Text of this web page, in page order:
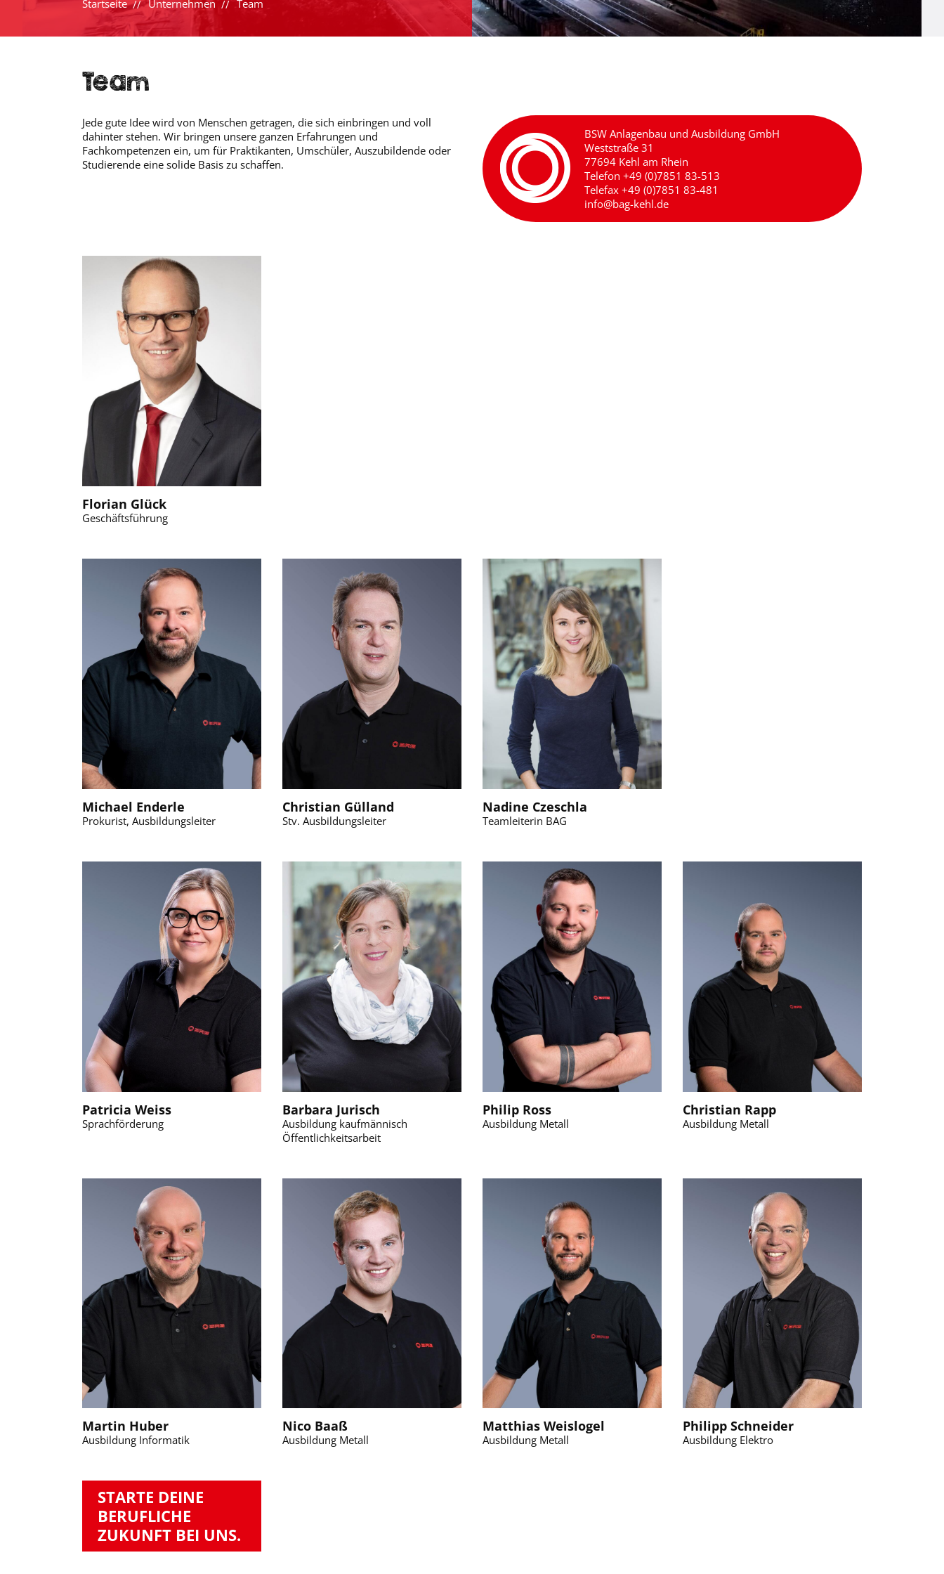
Startseite Unternehmen Team
Team
Jede gute Idee wird von Menschen getragen, die sich einbringen und voll
dahinter stehen. Wir bringen unsere ganzen Erfahrungen und
Fachkompetenzen ein, um für Prak­tikanten, Umschüler, Auszubildende oder
Studierende eine solide Basis zu schaffen.
BSW Anlagenbau und Ausbildung GmbH
Weststraße 31
77694 Kehl am Rhein
Telefon +49 (0)7851 83-513
Telefax +49 (0)7851 83-481
info@bag-kehl.de
Florian Glück
Geschäftsführung
Michael Enderle
Prokurist, Ausbildungsleiter
Christian Gülland
Stv. Ausbildungsleiter
Nadine Czeschla
Teamleiterin BAG
Patricia Weiss
Sprachförderung
Barbara Jurisch
Ausbildung kaufmännisch
Öffentlichkeitsarbeit
Philip Ross
Ausbildung Metall
Christian Rapp
Ausbildung Metall
Martin Huber
Ausbildung Informatik
Nico Baaß
Ausbildung Metall
Matthias Weislogel
Ausbildung Metall
Philipp Schneider
Ausbildung Elektro
STARTE DEINE
BERUFLICHE
ZUKUNFT BEI UNS.